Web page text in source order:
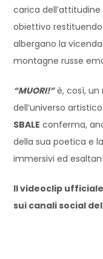
carica dell’attitudine
obiettivo
albergano la
montagne russe
“MUORI!”è, così, un
dell’universo
SBALE conferma,
della sua poetica e
immersivi ed
Il videoclip
sui canali social